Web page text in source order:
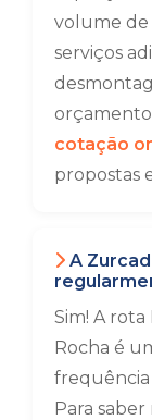
volume de
serviços
cotação
propostas
A
Sim! A
Rocha é
Para saber